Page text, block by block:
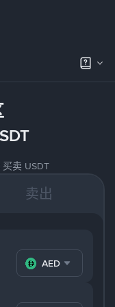
卖 USDT
卖出
AED